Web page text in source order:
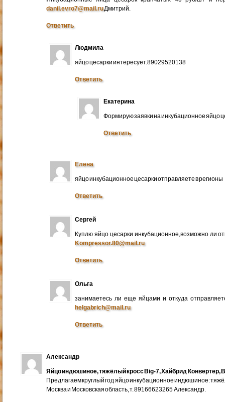
danil.evro7@mail.ruДмитрий.
Ответить
Людмила
яйцо цесарки интересует.89029520138
Ответить
Екатерина
Формирую заявки на инкубационное яйцо
Ответить
Елена
яйцо инкубационное цесарки отправляете в регионы
Ответить
Сергей
Куплю яйцо цесарки инкубационное,возможно ли
Kompressor.80@mail.ru
Ответить
Ольга
занимаетесь ли еще яйцами и откуда
helgabrich@mail.ru
Ответить
Александр
Яйцо индюшиное, тяжёлый кросс Big-7, Хайбрид Конвертер,
Предлагаем круглый год яйцо инкубационное индюшиное:
Москва и Московская область, т. 89166623265 Александр.